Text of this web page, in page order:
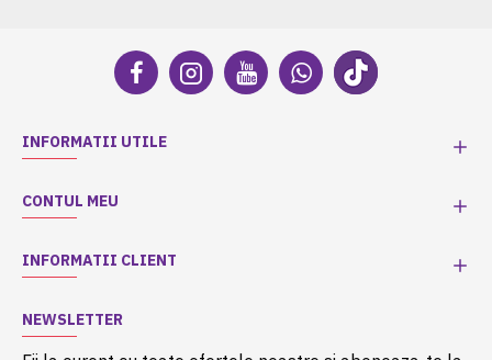
INFORMATII UTILE
CONTUL MEU
INFORMATII CLIENT
NEWSLETTER